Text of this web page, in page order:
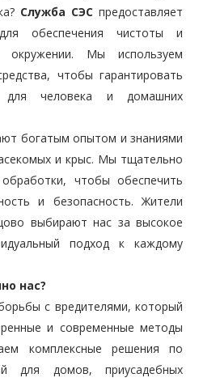
Служба СЭС предоставляет
обеспечения чистоты и
Мы используем
чтобы гарантировать
для человека и домашних
богатым опытом и знаниями
и крыс. Мы тщательно
чтобы обеспечить
и безопасность. Жители
выбирают нас за высокое
подход к каждому
нас?
с вредителями, который
и современные методы
комплексные решения по
для домов, приусадебных